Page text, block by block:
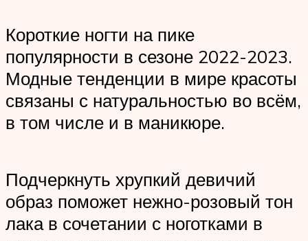
Короткие ногти на пике
популярности в сезоне 2022-2023.
Модные тенденции в мире красоты
связаны с натуральностью во всём,
в том числе и в маникюре.
Подчеркнуть хрупкий девичий
образ поможет нежно-розовый тон
лака в сочетании с ноготками в